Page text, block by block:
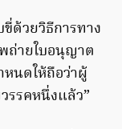
ด้วยวิธีการทาง
ถ่ายใบอนุญาต
นดให้ถือว่าผู้
รคหนึ่งแล้ว”